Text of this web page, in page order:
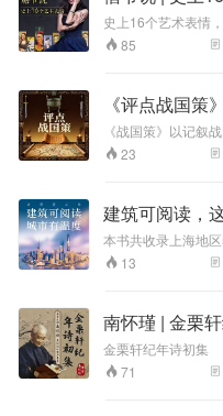
史上16个艺术表情
85
《评点战国策》
《战国策》以记叙
的外交斗争，为主
学家刘向，根据前
史上，绝无仅有的
定中华民族精神的
想，都是在这个时
代会产生，空前绝
国家创新与发展战
国策》。
23
建筑可阅读，
本书共收录上海地
的形式，中英文双
源、文化内涵和时
城市始终是有温度
打造展现上海城市
的必读书和伴手礼。
13
南怀瑾 | 金栗
金栗轩纪年诗初集
71